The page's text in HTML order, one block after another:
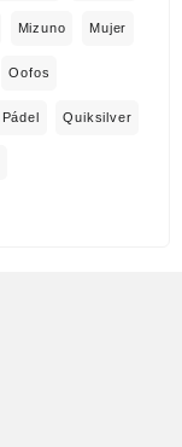
Mizuno Mujer
Oofos
Pádel Quiksilver